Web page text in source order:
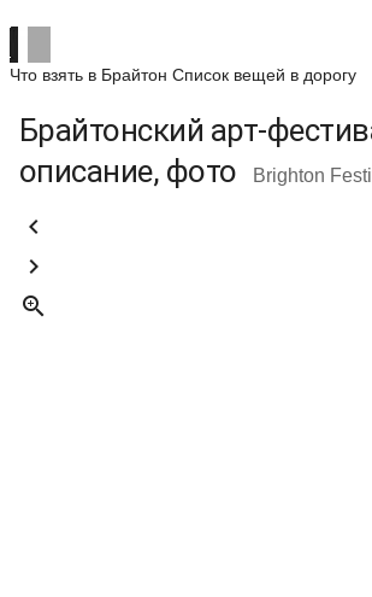
Что взять в Брайтон Список вещей в дорогу
Брайтонский арт-
описание, фото
Brighton


